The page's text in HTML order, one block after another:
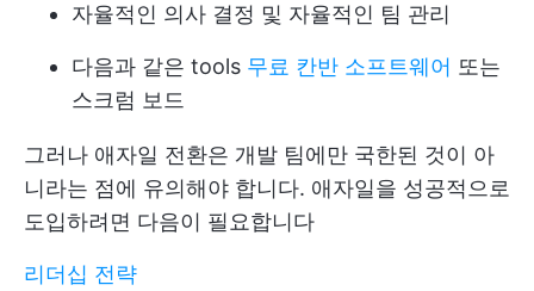
자율적인 의사 결정 및 자율적인 팀 관리
다음과 같은 tools 무료 칸반 소프트웨어 또는
스크럼 보드
그러나 애자일 전환은 개발 팀에만 국한된 것이 아
니라는 점에 유의해야 합니다. 애자일을 성공적으로
도입하려면 다음이 필요합니다
리더십 전략